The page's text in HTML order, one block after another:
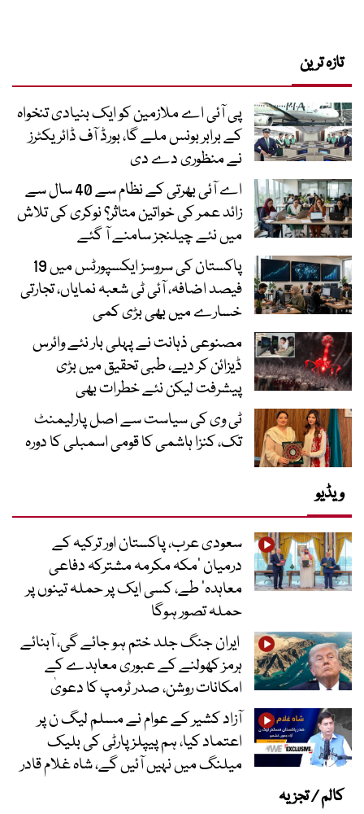
تازہ ترین
پی آئی اے ملازمین کو ایک بنیادی تنخواہ
کے برابر بونس ملے گا، بورڈ آف ڈائریکٹرز
نے منظوری دے دی
اے آئی بھرتی کے نظام سے 40 سال سے
زائد عمر کی خواتین متاثر؟ نوکری کی تلاش
میں نئے چیلنجز سامنے آ گئے
پاکستان کی سروسز ایکسپورٹس میں 19
فیصد اضافہ، آئی ٹی شعبہ نمایاں، تجارتی
خسارے میں بھی بڑی کمی
مصنوعی ذہانت نے پہلی بار نئے وائرس
ڈیزائن کر دیے، طبی تحقیق میں بڑی
پیشرفت لیکن نئے خطرات بھی
ٹی وی کی سیاست سے اصل پارلیمنٹ
تک، کنزا ہاشمی کا قومی اسمبلی کا دورہ
ویڈیو
سعودی عرب، پاکستان اور ترکیہ کے
درمیان ’مکہ مکرمہ مشترکہ دفاعی
معاہدہ‘ طے، کسی ایک پر حملہ تینوں پر
حملہ تصور ہوگا
ایران جنگ جلد ختم ہو جائے گی، آبنائے
ہرمز کھولنے کے عبوری معاہدے کے
امکانات روشن، صدر ٹرمپ کا دعویٰ
آزاد کشیر کے عوام نے مسلم لیگ ن پر
اعتماد کیا، ہم پیپلز پارٹی کی بلیک
میلنگ میں نہیں آئیں گے، شاہ غلام قادر
کالم / تجزیہ